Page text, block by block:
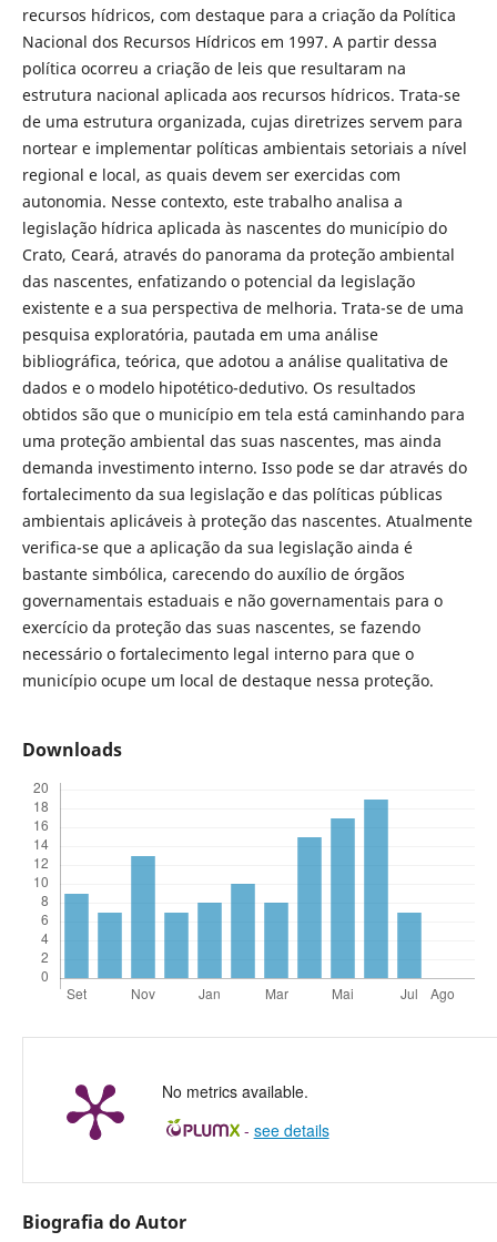
recursos hídricos, com destaque para a criação da Política
Nacional dos Recursos Hídricos em 1997. A partir dessa
política ocorreu a criação de leis que resultaram na
estrutura nacional aplicada aos recursos hídricos. Trata-se
de uma estrutura organizada, cujas diretrizes servem para
nortear e implementar políticas ambientais setoriais a nível
regional e local, as quais devem ser exercidas com
autonomia. Nesse contexto, este trabalho analisa a
legislação hídrica aplicada às nascentes do município do
Crato, Ceará, através do panorama da proteção ambiental
das nascentes, enfatizando o potencial da legislação
existente e a sua perspectiva de melhoria. Trata-se de uma
pesquisa exploratória, pautada em uma análise
bibliográfica, teórica, que adotou a análise qualitativa de
dados e o modelo hipotético-dedutivo. Os resultados
obtidos são que o município em tela está caminhando para
uma proteção ambiental das suas nascentes, mas ainda
demanda investimento interno. Isso pode se dar através do
fortalecimento da sua legislação e das políticas públicas
ambientais aplicáveis à proteção das nascentes. Atualmente
verifica-se que a aplicação da sua legislação ainda é
bastante simbólica, carecendo do auxílio de órgãos
governamentais estaduais e não governamentais para o
exercício da proteção das suas nascentes, se fazendo
necessário o fortalecimento legal interno para que o
município ocupe um local de destaque nessa proteção.
Downloads
No metrics available.
- see details
Biografia do Autor